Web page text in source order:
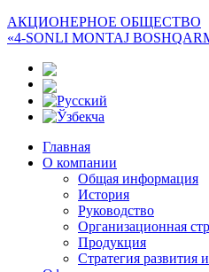
АКЦИОНЕРНОЕ ОБЩЕСТВО
«4-SONLI MONTAJ
Главная
О компании
Общая информация
История
Руководство
Организационная
Продукция
Стратегия развития